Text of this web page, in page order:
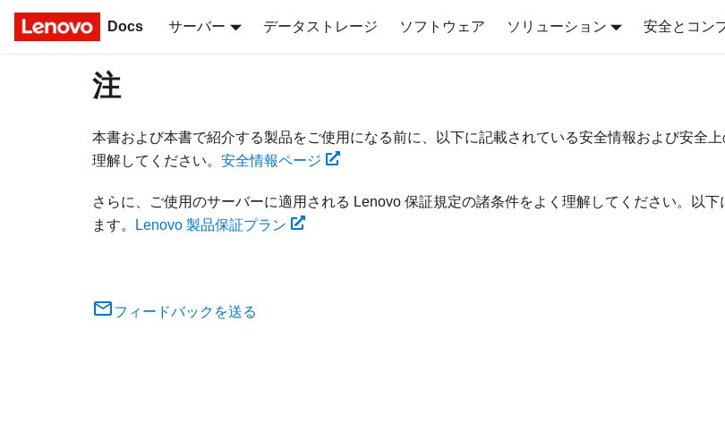
Docs サーバー データストレージ ソフトウェア ソリューション 安全とコン
注
本書および本書で紹介する製品をご使用になる前に、以下に記載されている安全情報および安全
理解してください。 安全情報ページ
さらに、ご使用のサーバーに適用される Lenovo 保証規定の諸条件をよく理解してください。以下
ます。
Lenovo 製品保証プラン
フィードバックを送る